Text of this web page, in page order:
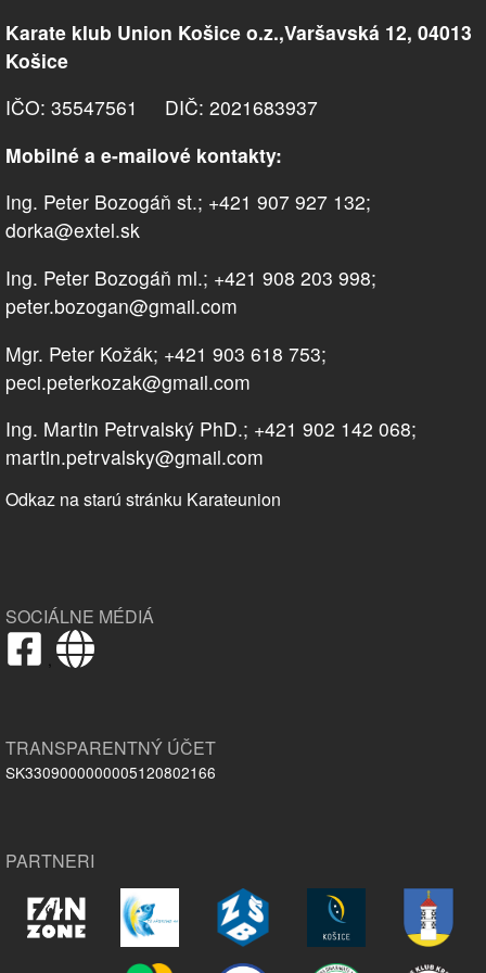
Karate klub Union Košice o.z.,Varšavská 12, 04013
Košice
IČO: 35547561 DIČ: 2021683937
Mobilné a e-mailové kontakty:
Ing. Peter Bozogáň st.; +421 907 927 132;
dorka@extel.sk
Ing. Peter Bozogáň ml.; +421 908 203 998;
peter.bozogan@gmail.com
Mgr. Peter Kožák; +421 903 618 753;
peci.peterkozak@gmail.com
Ing. Martin Petrvalský PhD.; +421 902 142 068;
martin.petrvalsky@gmail.com
Odkaz na starú stránku Karateunion
SOCIÁLNE MÉDIÁ
,
TRANSPARENTNÝ ÚČET
SK3309000000005120802166
PARTNERI